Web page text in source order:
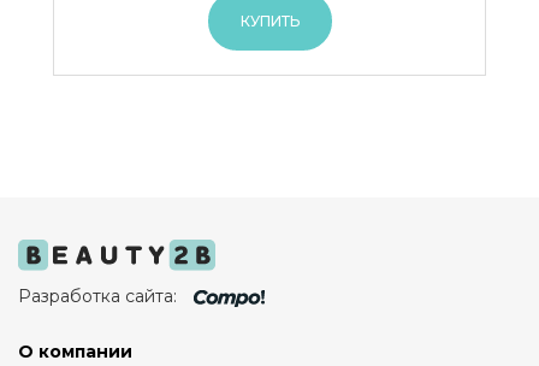
КУПИТЬ
Разработка сайта:
О компании